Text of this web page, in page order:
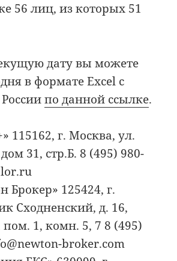
56 лиц, из которых 51
дату вы можете
в формате Excel с
Россиипо данной ссылке.
115162, г. Москва, ул.
31, стр.Б. 8 (495) 980-
Брокер» 125424, г.
Сходненский, д. 16,
пом. 1, комн. 5, 7 8 (495)
broker.com